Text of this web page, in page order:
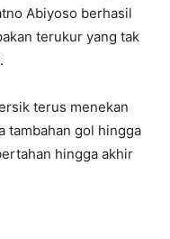
Abiyoso berhasil
terukur yang tak
terus menekan
tambahan gol hingga
hingga akhir